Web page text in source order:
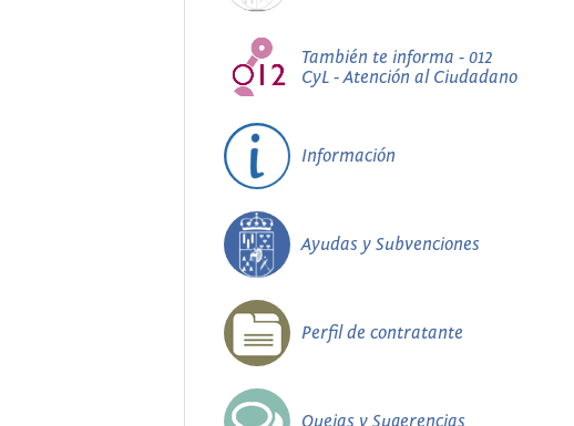
También te informa - 012
CyL - Atención al Ciudadano
Información
Ayudas y Subvenciones
Perfil de contratante
Quejas y Sugerencias